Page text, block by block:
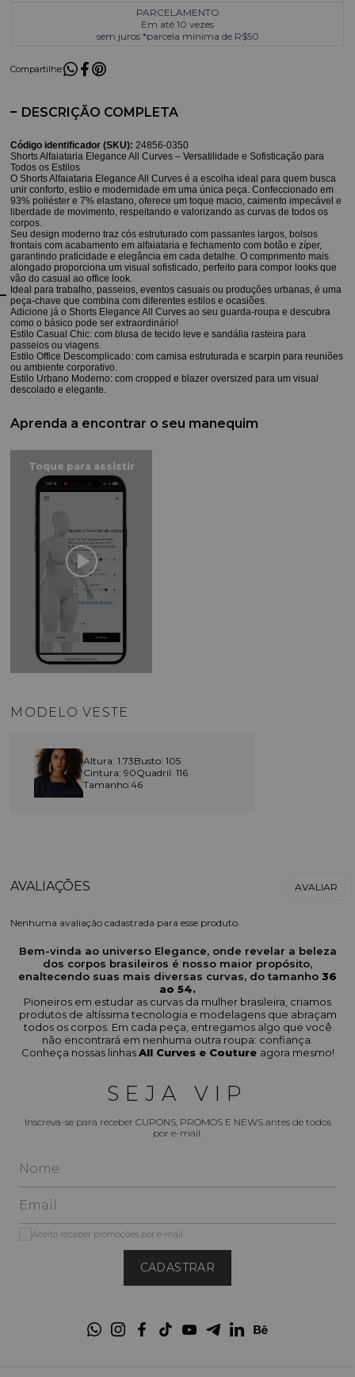
PARCELAMENTO
Em até 10 vezes
sem juros *parcela mínima de R$50
Compartilhe:
DESCRIÇÃO COMPLETA
Código identificador (SKU): 24856-0350
Shorts Alfaiataria Elegance All Curves – Versatilidade e Sofisticação para
Todos os Estilos
O Shorts Alfaiataria Elegance All Curves é a escolha ideal para quem busca
unir conforto, estilo e modernidade em uma única peça. Confeccionado em
93% poliéster e 7% elastano, oferece um toque macio, caimento impecável e
liberdade de movimento, respeitando e valorizando as curvas de todos os
corpos.
Seu design moderno traz cós estruturado com passantes largos, bolsos
frontais com acabamento em alfaiataria e fechamento com botão e zíper,
garantindo praticidade e elegância em cada detalhe. O comprimento mais
alongado proporciona um visual sofisticado, perfeito para compor looks que
vão do casual ao office look.
Ideal para trabalho, passeios, eventos casuais ou produções urbanas, é uma
peça-chave que combina com diferentes estilos e ocasiões.
Adicione já o Shorts Elegance All Curves ao seu guarda-roupa e descubra
como o básico pode ser extraordinário!
Estilo Casual Chic: com blusa de tecido leve e sandália rasteira para
passeios ou viagens.
Estilo Office Descomplicado: com camisa estruturada e scarpin para reuniões
ou ambiente corporativo.
Estilo Urbano Moderno: com cropped e blazer oversized para um visual
descolado e elegante.
Aprenda a encontrar o seu manequim
MODELO VESTE
Altura: 1.73Busto: 105
Cintura: 90Quadril: 116
Tamanho:46
Nenhuma avaliação cadastrada para esse produto.
Bem-vinda ao universo Elegance, onde revelar a beleza
dos corpos brasileiros é nosso maior propósito,
enaltecendo suas mais diversas curvas, do tamanho 36
ao 54.
Pioneiros em estudar as curvas da mulher brasileira, criamos
produtos de altíssima tecnologia e modelagens que abraçam
todos os corpos. Em cada peça, entregamos algo que você
não encontrará em nenhuma outra roupa: confiança.
Conheça nossas linhasAll Curves e Couture agora mesmo!
SEJA VIP
Inscreva-se para receber CUPONS, PROMOS E NEWS antes de todos
por e-mail.
CADASTRAR
Aceito receber promoções por e-mail